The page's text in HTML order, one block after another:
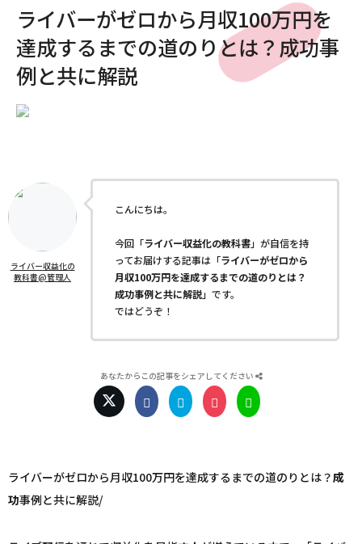
ライバーがゼロから月収100万円を
達成するまでの道のりとは？成功事
例と共に解説
ライバー収益化の
教科書@管理人
こんにちは。
今回「ライバー収益化の教科書」が自信を持
ってお届けする記事は「ライバーがゼロから
月収100万円を達成するまでの道のりとは？
成功事例と共に解説」です。
ではどうぞ！
あなたからこの記事をシェアしてください
ライバーがゼロから月収100万円を達成するまでの道のりとは？成
功事例と共に解説/